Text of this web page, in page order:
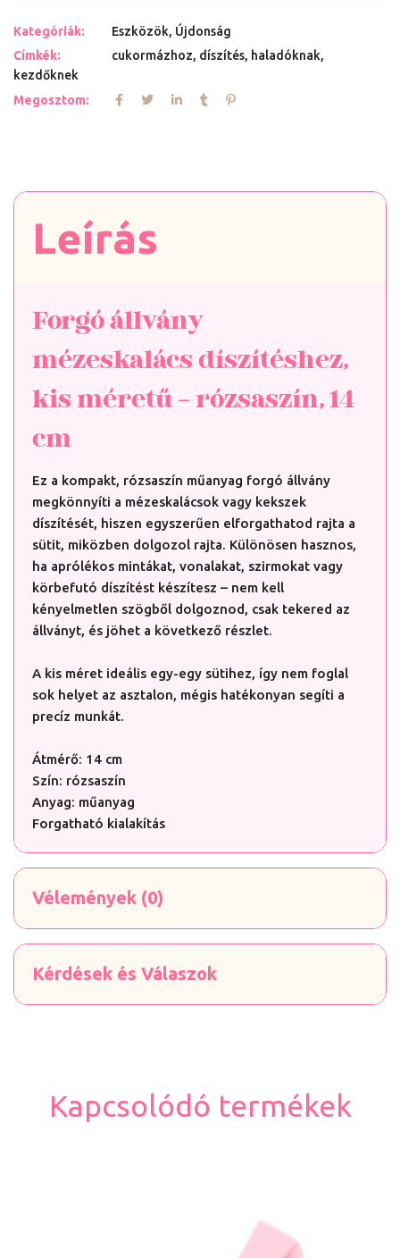
Kategóriák: Eszközök, Újdonság
Címkék:
cukormázhoz, díszítés, haladóknak,
kezdőknek
Megosztom:
Leírás
Forgó állvány
mézeskalács díszítéshez,
kis méretű – rózsaszín, 14
cm
Ez a kompakt, rózsaszín műanyag forgó állvány
megkönnyíti a mézeskalácsok vagy kekszek
díszítését, hiszen egyszerűen elforgathatod rajta a
sütit, miközben dolgozol rajta. Különösen hasznos,
ha aprólékos mintákat, vonalakat, szirmokat vagy
körbefutó díszítést készítesz – nem kell
kényelmetlen szögből dolgoznod, csak tekered az
állványt, és jöhet a következő részlet.
A kis méret ideális egy-egy sütihez, így nem foglal
sok helyet az asztalon, mégis hatékonyan segíti a
precíz munkát.
Átmérő: 14 cm
Szín: rózsaszín
Anyag: műanyag
Forgatható kialakítás
Vélemények (0)
Kérdések és Válaszok
Kapcsolódó termékek